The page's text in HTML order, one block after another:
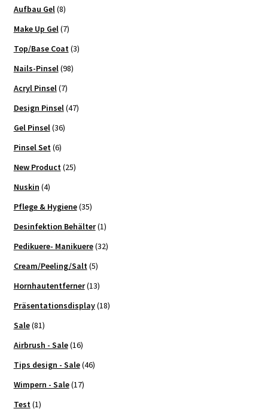
Aufbau Gel(8)
Make Up Gel(7)
Top/Base Coat(3)
Nails-Pinsel(98)
Acryl Pinsel(7)
Design Pinsel(47)
Gel Pinsel(36)
Pinsel Set(6)
New Product(25)
Nuskin (4)
Pflege & Hygiene(35)
Desinfektion Behälter(1)
Pedikuere- Manikuere(32)
Cream/Peeling/Salt(5)
Hornhautentferner(13)
Präsentationsdisplay(18)
Sale(81)
Airbrush - Sale(16)
Tips design - Sale(46)
Wimpern - Sale(17)
Test(1)